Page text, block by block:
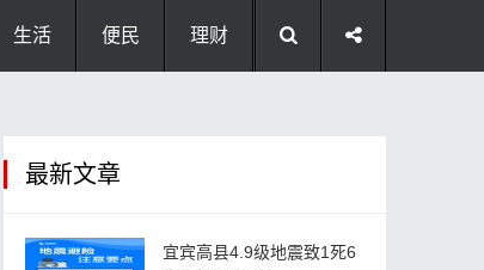
生活 便民 理财
最新文章
宜宾高县4.9级地震致1死6